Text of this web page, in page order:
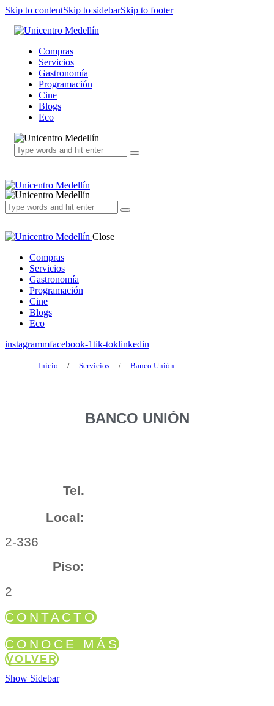
Skip to contentSkip to sidebarSkip to footer
Compras
Servicios
Gastronomía
Programación
Cine
Blogs
Eco
Close
Compras
Servicios
Gastronomía
Programación
Cine
Blogs
Eco
instagrammfacebook-1tik-toklinkedin
Inicio / Servicios / Banco Unión
BANCO UNIÓN
Tel.
Local:
2-336
Piso:
2
CONTACTO
CONOCE MÁS
VOLVER
Show Sidebar